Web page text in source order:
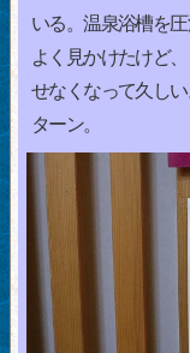
いる。温泉浴槽を
よく見かけたけど
せなくなって久し
ターン。